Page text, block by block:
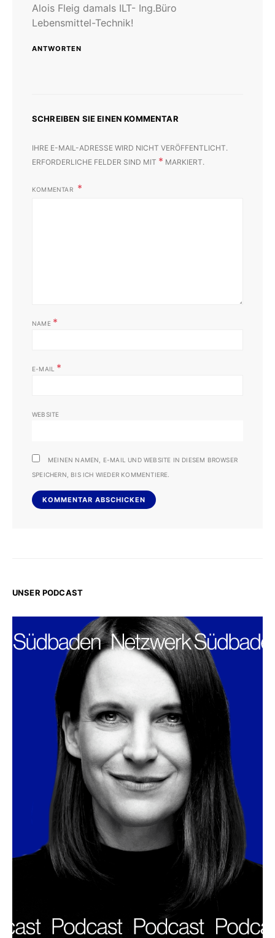
Alois Fleig damals ILT- Ing.Büro
Lebensmittel-Technik!
ANTWORTEN
SCHREIBEN SIE EINEN KOMMENTAR
IHRE E-MAIL-ADRESSE WIRD NICHT VERÖFFENTLICHT.
ERFORDERLICHE FELDER SIND MIT * MARKIERT.
KOMMENTAR
NAME *
E-MAIL *
WEBSITE
MEINEN NAMEN, E-MAIL UND WEBSITE IN DIESEM BROWSER
SPEICHERN, BIS ICH WIEDER KOMMENTIERE.
UNSER PODCAST